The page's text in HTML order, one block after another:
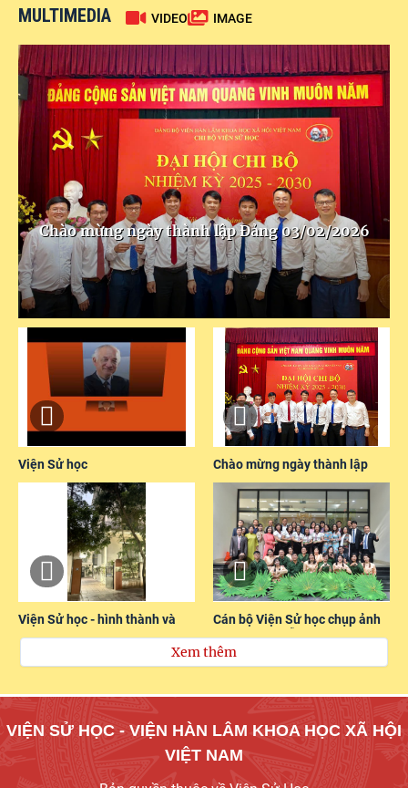
MULTIMEDIA VIDEO IMAGE
Chào mừng ngày thành lập Đảng 03/02/2026
Video
Viện Sử học
Video
Viện Sử học - hình thành và
phát triển
Image
Chào mừng ngày thành lập
Đảng 03/02/2026
Image
Cán bộ Viện Sử học chụp ảnh
lưu niệm tại lễ kỷ niệm 70 năm
ngày thành lập
VIỆN SỬ HỌC - VIỆN HÀN LÂM KHOA HỌC XÃ HỘI
VIỆT NAM